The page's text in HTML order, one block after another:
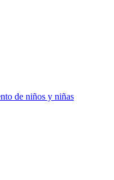
de niños y niñas